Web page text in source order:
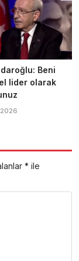
Beni
lider olarak
* ile